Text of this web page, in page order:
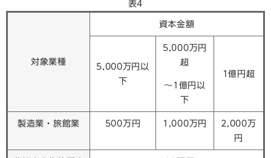
表4
対象業種
資本金額
5,000万円以
下
5,000万円
超
～1億円以
下
1億円超
製造業・旅館業 500万円 1,000万円
2,000万
円